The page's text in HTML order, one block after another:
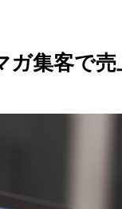
ガ集客で